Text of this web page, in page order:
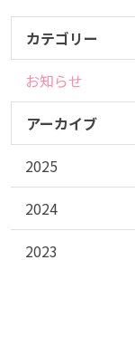
カテゴリー
お知らせ
アーカイブ
2025
2024
2023